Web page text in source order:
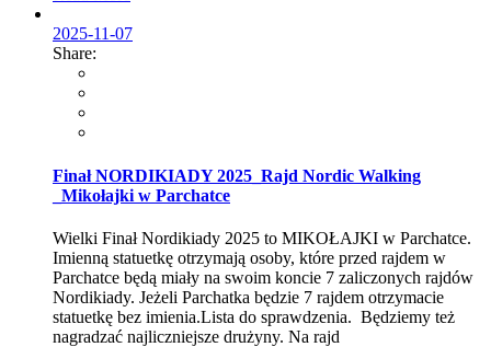
2025-11-07
Share:
Finał NORDIKIADY 2025_Rajd Nordic Walking
_Mikołajki w Parchatce
Wielki Finał Nordikiady 2025 to MIKOŁAJKI w Parchatce.
Imienną statuetkę otrzymają osoby, które przed rajdem w
Parchatce będą miały na swoim koncie 7 zaliczonych rajdów
Nordikiady. Jeżeli Parchatka będzie 7 rajdem otrzymacie
statuetkę bez imienia.Lista do sprawdzenia. Będziemy też
nagradzać najliczniejsze drużyny. Na rajd